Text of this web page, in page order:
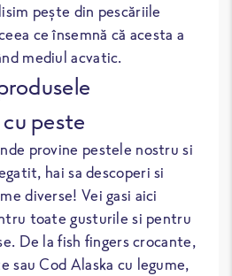
pește din pescăriile
ce însemnă că acesta a
mediul acvatic.
peste
provine pestele nostru si
hai sa descoperi si
diverse! Vei gasi aici
toate gusturile si pentru
De la fish fingers crocante,
sau Cod Alaska cu legume,